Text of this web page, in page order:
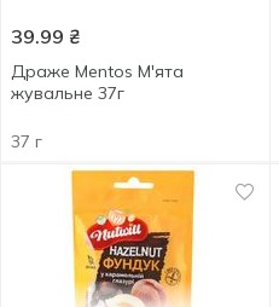
39.99 ₴
Драже Mentos М'ята
жувальне 37г
37 г